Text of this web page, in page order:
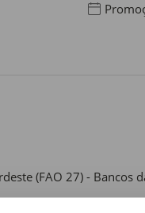
(FAO 27) - Bancos